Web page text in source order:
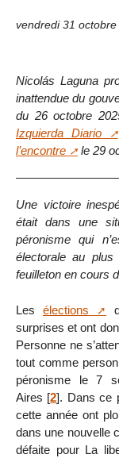
vendredi 31 octobre
Nicolás Laguna
inattendue du
du 26 octobre
Izquierda Diario
l’encontre
le 29
Une victoire
était dans une
péronisme qui
électorale au plus
feuilleton en cours
Les élections
surprises et ont
Personne ne
tout comme
péronisme le 7
Aires [2]. Dans ce
cette année ont
dans une nouvelle
défaite pour La